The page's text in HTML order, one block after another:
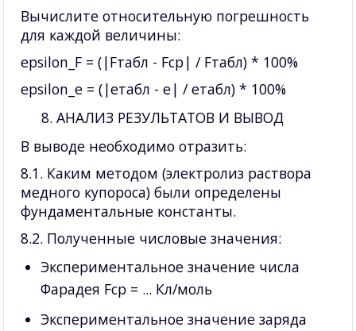
Вычислите относительную погрешность
для каждой величины:
epsilon_F = (|Fтабл - Fср| / Fтабл) * 100%
epsilon_e = (|eтабл - e| / eтабл) * 100%
АНАЛИЗ РЕЗУЛЬТАТОВ И ВЫВОД
В выводе необходимо отразить:
8.1. Каким методом (электролиз раствора
медного купороса) были определены
фундаментальные константы.
8.2. Полученные числовые значения:
Экспериментальное значение числа
Фарадея Fср = ... Кл/моль
Экспериментальное значение заряда